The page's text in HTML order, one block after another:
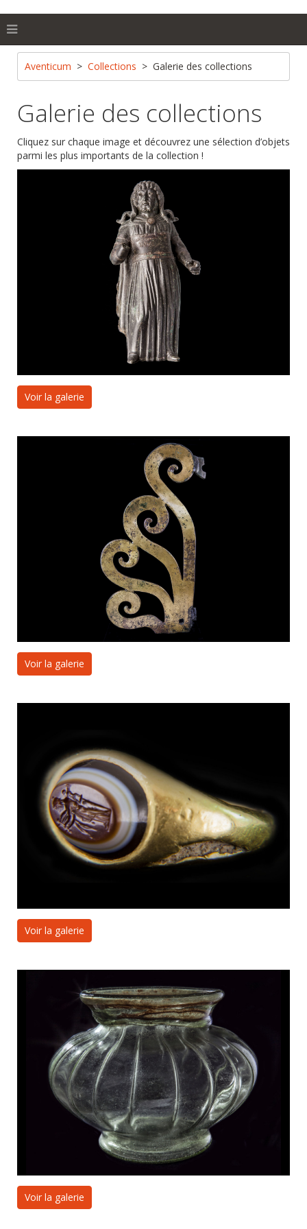
Aventicum Collections Galerie des collections
Galerie des collections
Cliquez sur chaque image et découvrez une sélection d’objets
parmi les plus importants de la collection !
Voir la galerie
Voir la galerie
Voir la galerie
Voir la galerie